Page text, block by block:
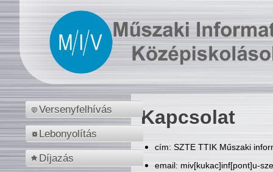
Versenyfelhívás
Lebonyolítás
Díjazás
Kapcsolat
cím: SZTE TTIK Műszaki
email: miv[kukac]inf[pont]u-